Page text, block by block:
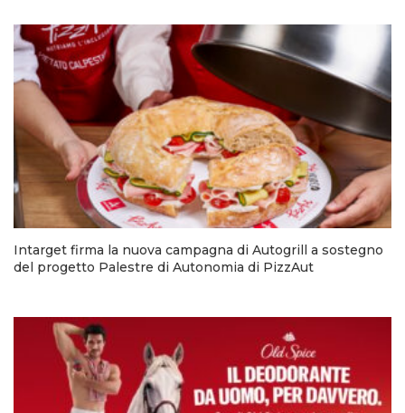
Intarget firma la nuova campagna di Autogrill a sostegno
del progetto Palestre di Autonomia di PizzAut